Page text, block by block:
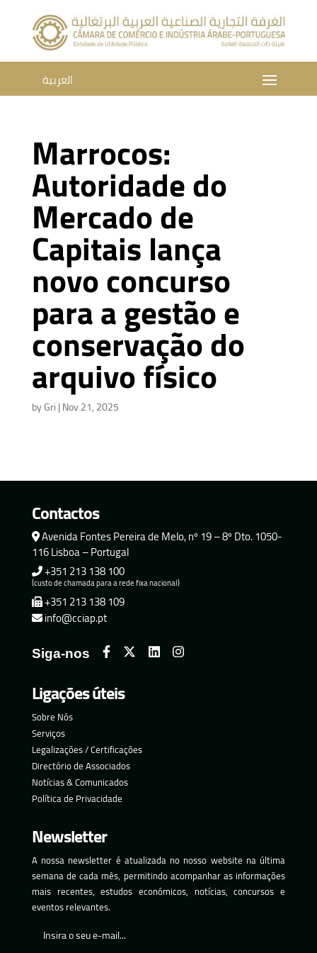
العربية
Marrocos:
Autoridade do
Mercado de
Capitais lança
novo concurso
para a gestão e
conservação do
arquivo físico
byGri|Nov 21, 2025
Contactos
Avenida Fontes Pereira de Melo, nº 19 – 8º Dto. 1050-
116 Lisboa – Portugal
+351 213 138 100
(custo de chamada para a rede fixa nacional)
+351 213 138 109
info@cciap.pt
Siga-nos
Ligações úteis
Sobre Nós
Serviços
Legalizações / Certificações
Directório de Associados
Notícias & Comunicados
Política de Privacidade
Newsletter
A nossa newsletter é atualizada no nosso website na última
semana de cada mês, permitindo acompanhar as informações
mais recentes, estudos económicos, notícias, concursos e
eventos relevantes.